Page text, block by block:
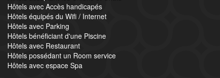
Hôtels avec Accès handicapés
Hôtels équipés du Wifi / Internet
Hôtels avec Parking
Hôtels bénéficiant d'une Piscine
Hôtels avec Restaurant
Hôtels possédant un Room service
Hôtels avec espace Spa